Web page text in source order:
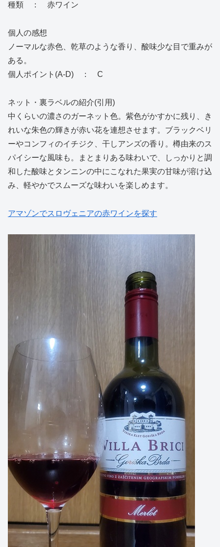
種類 ： 赤ワイン
個人の感想
ノーマルな赤色、乾草のような香り、酸味少な目で重みが
ある。
個人ポイント(A-D) ： C
ネット・裏ラベルの紹介(引用)
中くらいの濃さのガーネット色。紫色がかすかに残り、き
れいな朱色の輝きが赤い花を連想させます。ブラックベリ
ーやコンフィのイチジク、干しアンズの香り。樽由来のス
パイシーな風味も。まとまりある味わいで、しっかりと調
和した酸味とタンニンの中にこなれた果実の甘味が溶け込
み、軽やかでスムーズな味わいを楽しめます。
アマゾンでスロヴェニアの赤ワインを探す